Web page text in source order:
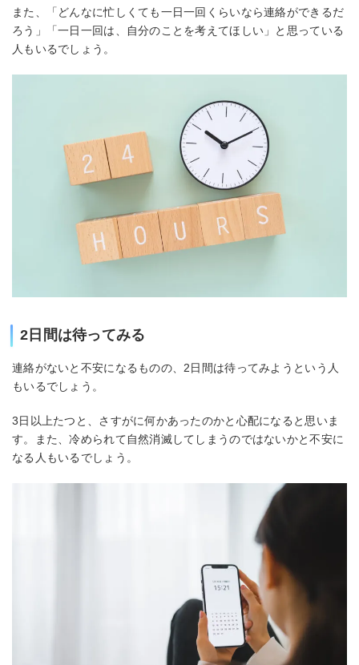
また、「どんなに忙しくても一日一回くらいなら連絡ができるだ
ろう」「一日一回は、自分のことを考えてほしい」と思っている
人もいるでしょう。
2日間は待ってみる
連絡がないと不安になるものの、2日間は待ってみようという人
もいるでしょう。
3日以上たつと、さすがに何かあったのかと心配になると思いま
す。また、冷められて自然消滅してしまうのではないかと不安に
なる人もいるでしょう。